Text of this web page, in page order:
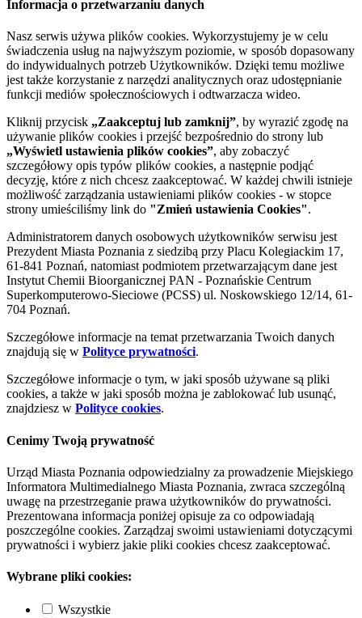
Informacja o przetwarzaniu danych
Nasz serwis używa plików cookies. Wykorzystujemy je w celu
świadczenia usług na najwyższym poziomie, w sposób dopasowany
do indywidualnych potrzeb Użytkowników. Dzięki temu możliwe
jest także korzystanie z narzędzi analitycznych oraz udostępnianie
funkcji mediów społecznościowych i odtwarzacza wideo.
Kliknij przycisk „Zaakceptuj lub zamknij”, by wyrazić zgodę na
używanie plików cookies i przejść bezpośrednio do strony lub
„Wyświetl ustawienia plików cookies”, aby zobaczyć
szczegółowy opis typów plików cookies, a następnie podjąć
decyzję, które z nich chcesz zaakceptować. W każdej chwili istnieje
możliwość zarządzania ustawieniami plików cookies - w stopce
strony umieściliśmy link do "Zmień ustawienia Cookies".
Administratorem danych osobowych użytkowników serwisu jest
Prezydent Miasta Poznania z siedzibą przy Placu Kolegiackim 17,
61-841 Poznań, natomiast podmiotem przetwarzającym dane jest
Instytut Chemii Bioorganicznej PAN - Poznańskie Centrum
Superkomputerowo-Sieciowe (PCSS) ul. Noskowskiego 12/14, 61-
704 Poznań.
Szczegółowe informacje na temat przetwarzania Twoich danych
znajdują się w Polityce prywatności.
Szczegółowe informacje o tym, w jaki sposób używane są pliki
cookies, a także w jaki sposób można je zablokować lub usunąć,
znajdziesz w Polityce cookies.
Cenimy Twoją prywatność
Urząd Miasta Poznania odpowiedzialny za prowadzenie Miejskiego
Informatora Multimedialnego Miasta Poznania, zwraca szczególną
uwagę na przestrzeganie prawa użytkowników do prywatności.
Prezentowana informacja poniżej opisuje za co odpowiadają
poszczególne cookies. Zarządzaj swoimi ustawieniami dotyczącymi
prywatności i wybierz jakie pliki cookies chcesz zaakceptować.
Wybrane pliki cookies:
Wszystkie